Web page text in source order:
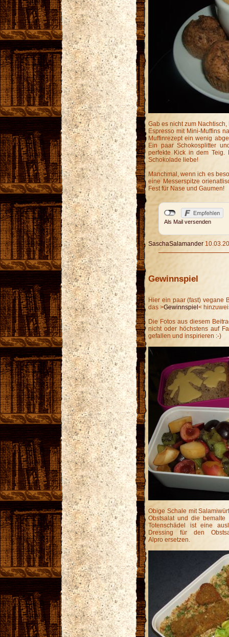
Gab es nicht zum
Espresso mit Mini-Muffins
Muffinrezept ein wenig
Ein paar Schokosplitter
perfekte Kick in dem Teig.
Schokolade liebe!
Manchmal, wenn ich es
eine Messerspitze
Fest für Nase und Gaumen!
Als Mail versenden
SaschaSalamander
Gewinnspiel
Hier ein paar (fast) vegane
das >Gewinnspiel<
Die Fotos aus diesem
nicht oder höchstens auf
gefallen und inspirieren :-)
Obige Schale mit
Obstsalat und die bemalte
Totenschädel ist eine
Dressing für den
Alpro ersetzen.